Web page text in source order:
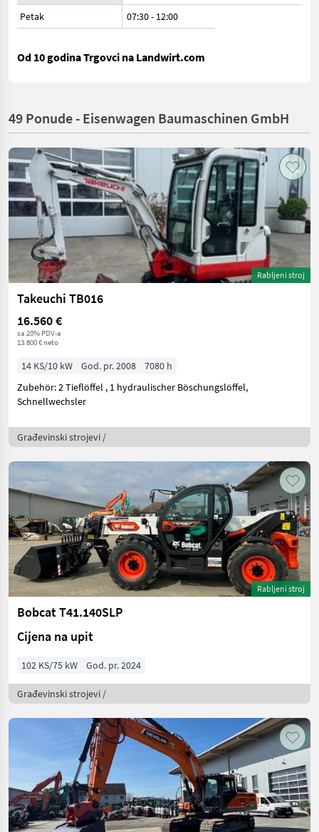
Petak
07:30- 12:00
Od 10 godina Trgovci na Landwirt.com
49 Ponude - Eisenwagen Baumaschinen GmbH
Rabljeni stroj
Takeuchi TB016
16.560 €
sa 20% PDV-a
13.800 € neto
14 KS/10 kW God. pr. 2008
7080 h
Zubehör: 2 Tieflöffel , 1 hydraulischer Böschungslöffel,
Schnellwechsler
Građevinski strojevi /
Rabljeni stroj
Bobcat T41.140SLP
Cijena na upit
102 KS/75 kW God. pr. 2024
Građevinski strojevi /